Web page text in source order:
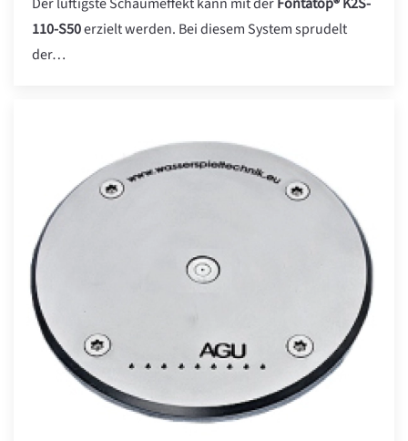
Der luftigste Schaumeffekt kann mit derFontatop® K2S-
110-S50erzielt werden. Bei diesem System sprudelt
der…